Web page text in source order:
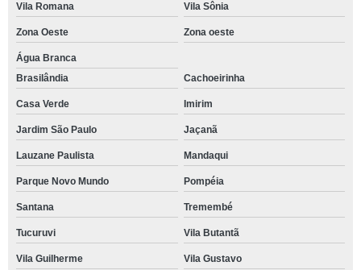
Vila Romana Vila Sônia
Zona Oeste Zona oeste
Água Branca
Brasilândia
Cachoeirinha
Casa Verde Imirim
Jardim São Paulo Jaçanã
Lauzane Paulista Mandaqui
Parque Novo Mundo Pompéia
Santana Tremembé
Tucuruvi Vila Butantã
Vila Guilherme Vila Gustavo